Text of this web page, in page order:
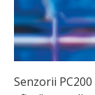
Senzorii PC200